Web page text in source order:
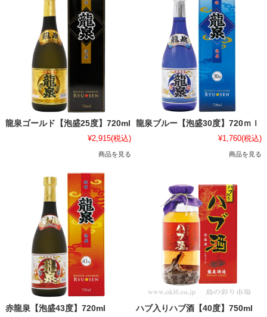
龍泉ゴールド【泡盛25度】720ml
¥2,915(税込)
商品を見る
龍泉ブルー【泡盛30度】720ｍｌ
¥1,760(税込)
商品を見る
赤龍泉【泡盛43度】720ml ハブ入りハブ酒【40度】750ml